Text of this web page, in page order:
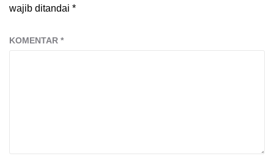
wajib ditandai *
KOMENTAR *